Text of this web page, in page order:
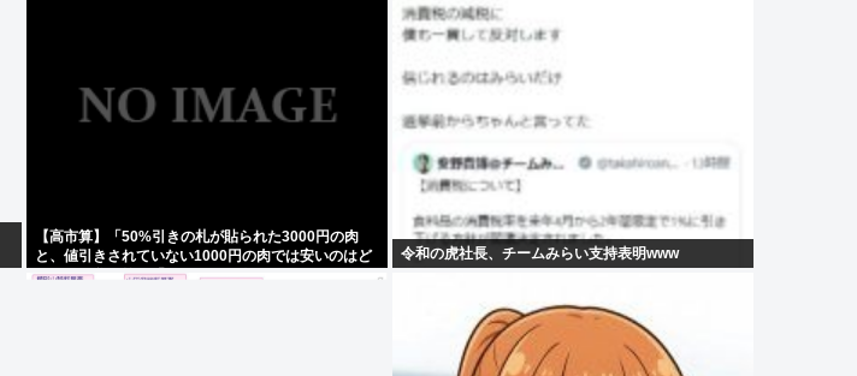
【高市算】「50%引きの札が貼られた3000円の肉
と、値引きされていない1000円の肉では安いのはど
ちらか」父の答え「50%引きの肉」
令和の虎社長、チームみらい支持表明www